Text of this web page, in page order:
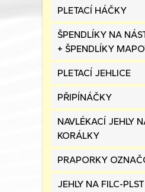
PLETACÍ HÁČKY
ŠPENDLÍKY NA
+ ŠPENDLÍKY
PLETACÍ JEHLICE
PŘIPÍNÁČKY
NAVLÉKACÍ JEHLY
KORÁLKY
PRAPORKY
JEHLY NA FILC-